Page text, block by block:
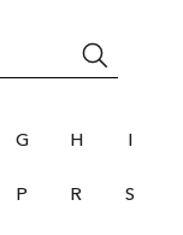
G H
P R S